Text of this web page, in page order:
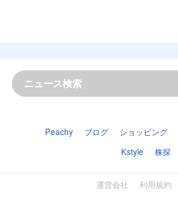
Peachy ブログ ショッピング
Kstyle
株探
運営会社 利用規約